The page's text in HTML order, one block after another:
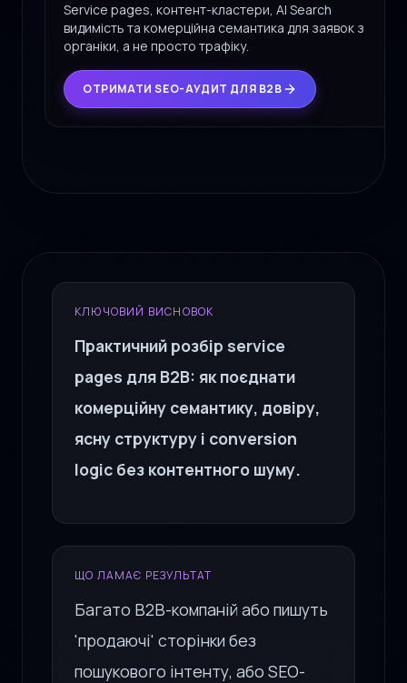
Service pages, контент-кластери, AI Search
видимість та комерційна семантика для заявок з
органіки, а не просто трафіку.
ОТРИМАТИ SEO-АУДИТ ДЛЯ B2B
КЛЮЧОВИЙ ВИСНОВОК
Практичний розбір service
pages для B2B: як поєднати
комерційну семантику, довіру,
ясну структуру і conversion
logic без контентного шуму.
ЩО ЛАМАЄ РЕЗУЛЬТАТ
Багато B2B-компаній або пишуть
'продаючі' сторінки без
пошукового інтенту, або SEO-